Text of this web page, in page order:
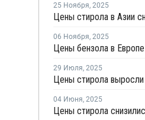
25 Ноября, 2025
Цены стирола в Азии
06 Ноября, 2025
29 Июля, 2025
04 Июня, 2025
Цены стирола